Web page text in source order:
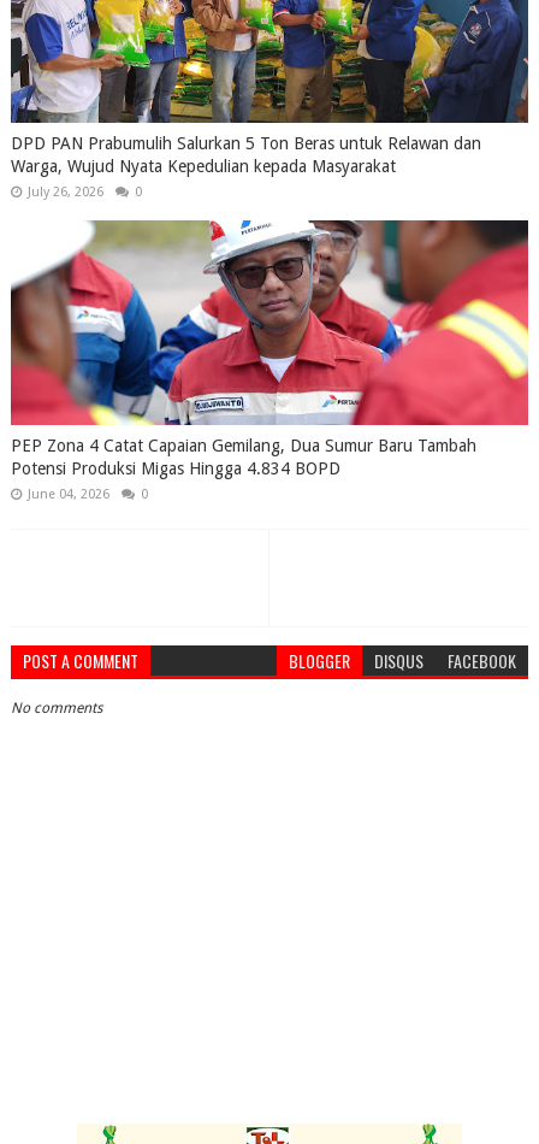
DPD PAN Prabumulih Salurkan 5 Ton Beras untuk Relawan dan
Warga, Wujud Nyata Kepedulian kepada Masyarakat
July 26, 2026 0
PEP Zona 4 Catat Capaian Gemilang, Dua Sumur Baru Tambah
Potensi Produksi Migas Hingga 4.834 BOPD
June 04, 2026 0
POST A COMMENT BLOGGER DISQUS FACEBOOK
No comments